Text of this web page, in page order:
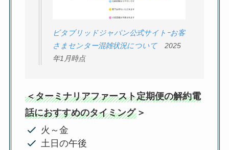
ビタブリッドジャパン公式サイトｰお客
さまセンター混雑状況について2025
年1月時点
＜ターミナリアファースト定期便の解約電
話におすすめのタイミング＞
火～金
土日の午後